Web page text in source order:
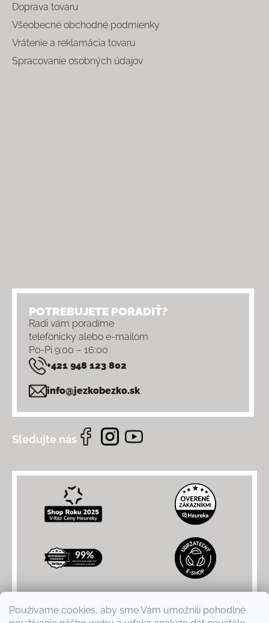
Používame cookies, aby sme Vám umožnili pohodlné
Doprava tovaru
Všeobecné obchodné podmienky
Vrátenie a reklamácia tovaru
Spracovanie osobných údajov
POTREBUJETE PORADIŤ?
Radi vám poradíme
telefonicky alebo e-mailom
Po-Pi 9:00 – 16:00
+421 948 123 802
info@jezkobezko.sk
Sledujte nás